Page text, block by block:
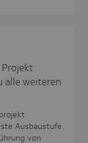
alle weiteren
Ausbaustufe.
von